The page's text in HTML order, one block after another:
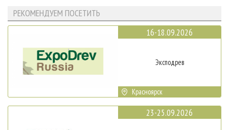
РЕКОМЕНДУЕМ ПОСЕТИТЬ
16-18.09.2026
Эксподрев
Красноярск
23-25.09.2026